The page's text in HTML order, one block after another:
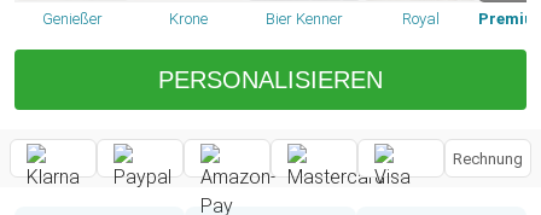
Genießer Krone Bier Kenner Royal
PERSONALISIEREN
Rechnung